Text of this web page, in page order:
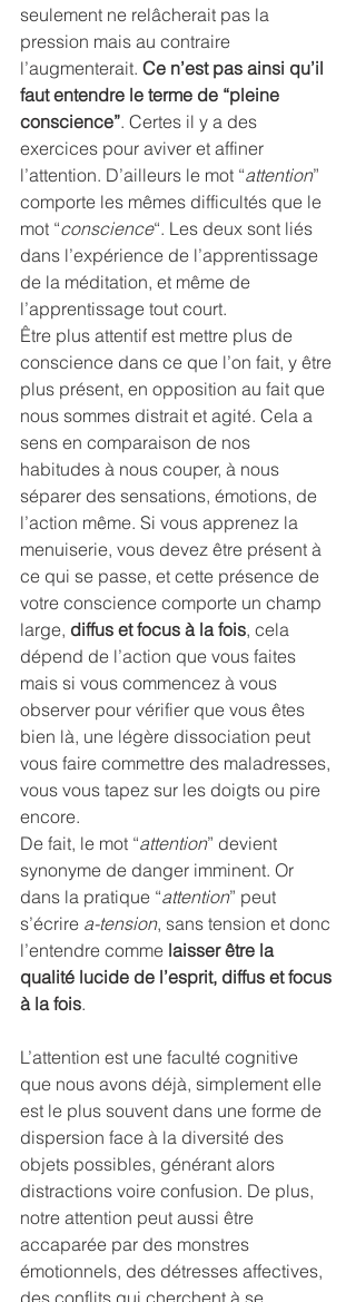
seulement ne relâcherait pas la
pression mais au contraire
l’augmenterait. Ce n’est pas ainsi qu’il
faut entendre le terme de “pleine
conscience”. Certes il y a des
exercices pour aviver et affiner
l’attention. D’ailleurs le mot “attention”
comporte les mêmes difficultés que le
mot “conscience“. Les deux sont liés
dans l’expérience de l’apprentissage
de la méditation, et même de
l’apprentissage tout court.
Être plus attentif est mettre plus de
conscience dans ce que l’on fait, y être
plus présent, en opposition au fait que
nous sommes distrait et agité. Cela a
sens en comparaison de nos
habitudes à nous couper, à nous
séparer des sensations, émotions, de
l’action même. Si vous apprenez la
menuiserie, vous devez être présent à
ce qui se passe, et cette présence de
votre conscience comporte un champ
large, diffus et focus à la fois, cela
dépend de l’action que vous faites
mais si vous commencez à vous
observer pour vérifier que vous êtes
bien là, une légère dissociation peut
vous faire commettre des maladresses,
vous vous tapez sur les doigts ou pire
encore.
De fait, le mot “attention” devient
synonyme de danger imminent. Or
dans la pratique “attention” peut
s’écrire a-tension, sans tension et donc
l’entendre comme laisser être la
qualité lucide de l’esprit, diffus et focus
à la fois.
L’attention est une faculté cognitive
que nous avons déjà, simplement elle
est le plus souvent dans une forme de
dispersion face à la diversité des
objets possibles, générant alors
distractions voire confusion. De plus,
notre attention peut aussi être
accaparée par des monstres
émotionnels, des détresses affectives,
des conflits qui cherchent à se